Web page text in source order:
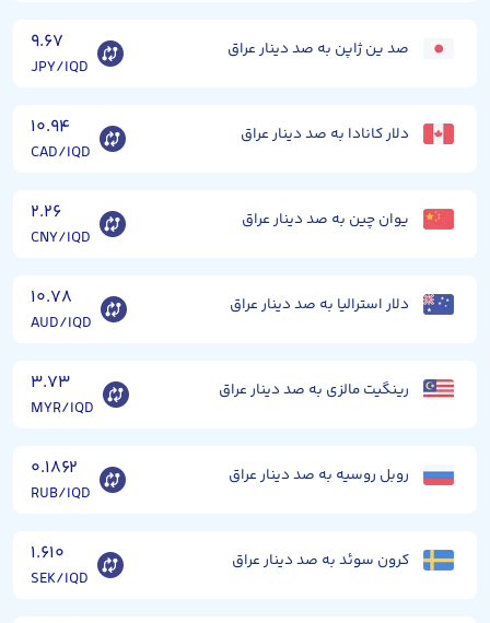
صد ین ژاپن به صد دینار عراق ۹.۶۷
JPY/IQD
دلار کانادا به صد دینار عراق ۱۰.۹۴
CAD/IQD
یوان چین به صد دینار عراق ۲.۲۶
CNY/IQD
دلار استرالیا به صد دینار عراق ۱۰.۷۸
AUD/IQD
رینگیت مالزی به صد دینار عراق ۳.۷۳
MYR/IQD
روبل روسیه به صد دینار عراق ۰.۱۸۶۲
RUB/IQD
کرون سوئد به صد دینار عراق ۱.۶۱۰
SEK/IQD